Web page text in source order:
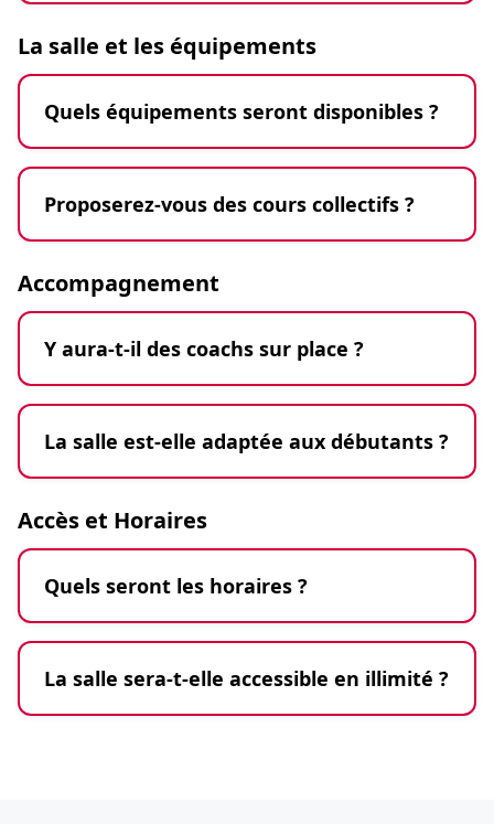
La salle et les équipements
Quels équipements seront disponibles ?
Proposerez-vous des cours collectifs ?
Accompagnement
Y aura-t-il des coachs sur place ?
La salle est-elle adaptée aux débutants ?
Accès et Horaires
Quels seront les horaires ?
La salle sera-t-elle accessible en illimité ?